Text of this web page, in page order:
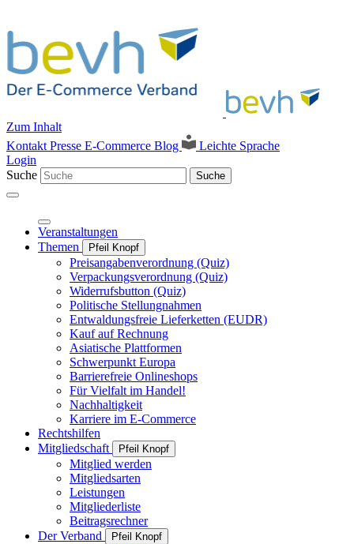
Zum Inhalt
Kontakt Presse E-Commerce Blog
Leichte Sprache
Login
Suche
Suche
Veranstaltungen
Themen
Pfeil Knopf
Preisangabenverordnung (Quiz)
Verpackungsverordnung (Quiz)
Widerrufsbutton (Quiz)
Politische Stellungnahmen
Entwaldungsfreie Lieferketten (EUDR)
Kauf auf Rechnung
Asiatische Plattformen
Schwerpunkt Europa
Barrierefreie Onlineshops
Für Vielfalt im Handel!
Nachhaltigkeit
Karriere im E-Commerce
Rechtshilfen
Mitgliedschaft
Pfeil Knopf
Mitglied werden
Mitgliedsarten
Leistungen
Mitgliederliste
Beitragsrechner
Der Verband
Pfeil Knopf